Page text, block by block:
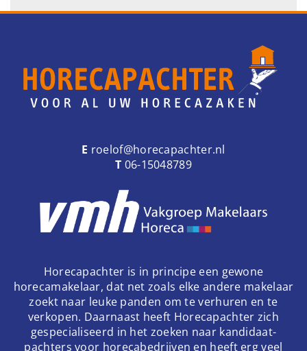
E roelof@horecapachter.nl
T 06-15048789
Horecapachter is in principe een gewone
horecamakelaar, dat net zoals elke andere makelaar
zoekt naar leuke panden om te verhuren en te
verkopen. Daarnaast heeft Horecapachter zich
gespecialiseerd in het zoeken naar kandidaat-
pachters voor horecabedrijven en heeft erg veel